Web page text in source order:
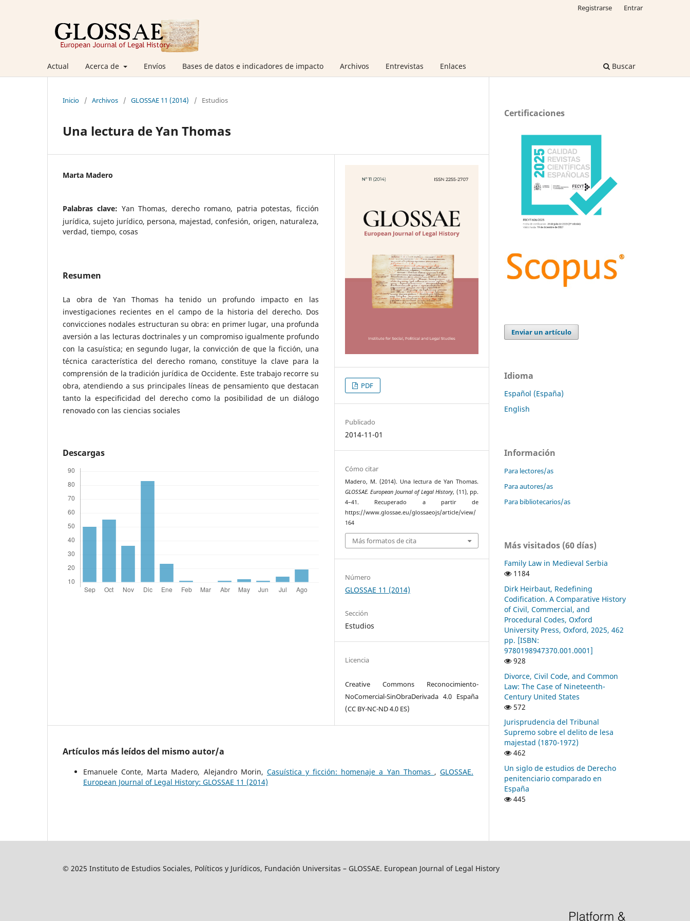
Actual Acerca de Envíos Bases de datos e indicadores de impacto Archivos Entrevistas Enlaces Buscar
Registrarse Entrar
Inicio / Archivos / GLOSSAE 11 (2014) / Estudios
Una lectura de Yan Thomas
Marta Madero
Palabras clave: Yan Thomas, derecho romano, patria potestas, ficción
jurídica, sujeto jurídico, persona, majestad, confesión, origen, naturaleza,
verdad, tiempo, cosas
Resumen
La obra de Yan Thomas ha tenido un profundo impacto en las
investigaciones recientes en el campo de la historia del derecho. Dos
convicciones nodales estructuran su obra: en primer lugar, una profunda
aversión a las lecturas doctrinales y un compromiso igualmente profundo
con la casuística; en segundo lugar, la convicción de que la ficción, una
técnica característica del derecho romano, constituye la clave para la
comprensión de la tradición jurídica de Occidente. Este trabajo recorre su
obra, atendiendo a sus principales líneas de pensamiento que destacan
tanto la especificidad del derecho como la posibilidad de un diálogo
renovado con las ciencias sociales
Descargas
PDF
Publicado
2014-11-01
Cómo citar
Madero, M. (2014). Una lectura de Yan Thomas.
GLOSSAE. European Journal of Legal History, (11), pp.
4–41. Recuperado a partir de
https://www.glossae.eu/glossaeojs/article/view/
164
Más formatos de cita
Número
GLOSSAE 11 (2014)
Sección
Estudios
Licencia
Creative Commons Reconocimiento-
NoComercial-SinObraDerivada 4.0 España
(CC BY-NC-ND 4.0 ES)
Artículos más leídos del mismo autor/a
Emanuele Conte, Marta Madero, Alejandro Morin, Casuística y ficción: homenaje a Yan Thomas ,GLOSSAE.
European Journal of Legal History: GLOSSAE 11 (2014)
Certificaciones
Enviar un artículo
Idioma
Español (España)
English
Información
Para lectores/as
Para autores/as
Para bibliotecarios/as
Más visitados (60 días)
Family Law in Medieval Serbia
1184
Dirk Heirbaut, Redefining
Codification. A Comparative History
of Civil, Commercial, and
Procedural Codes, Oxford
University Press, Oxford, 2025, 462
pp. [ISBN:
9780198947370.001.0001]
928
Divorce, Civil Code, and Common
Law: The Case of Nineteenth-
Century United States
572
Jurisprudencia del Tribunal
Supremo sobre el delito de lesa
majestad (1870-1972)
462
Un siglo de estudios de Derecho
penitenciario comparado en
España
445
© 2025 Instituto de Estudios Sociales, Políticos y Jurídicos, Fundación Universitas – GLOSSAE. European Journal of Legal History